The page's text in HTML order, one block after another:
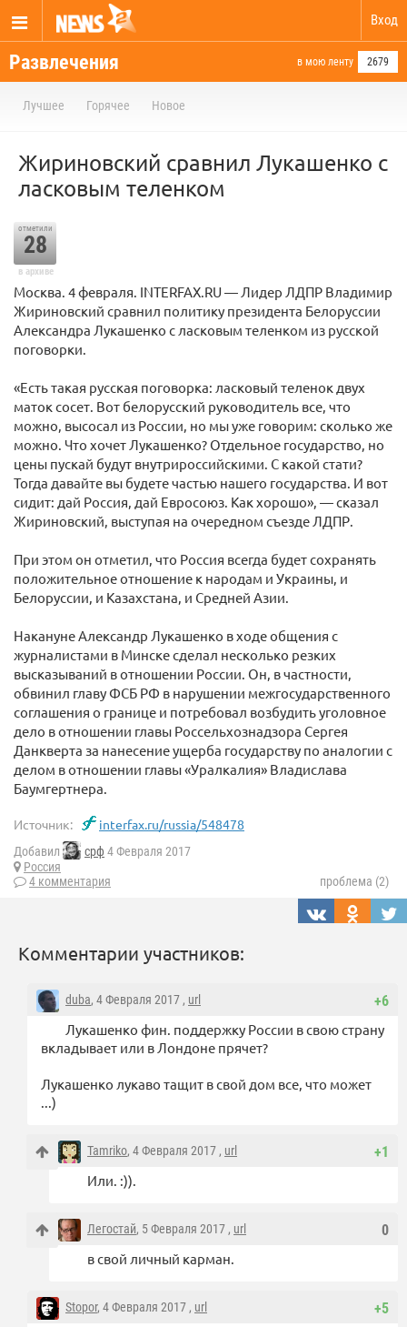
Вход
Развлечения в мою ленту 2679
Лучшее Горячее Новое
Жириновский сравнил Лукашенко с
ласковым теленком
отметили
28
в архиве
Москва. 4 февраля. INTERFAX.RU — Лидер ЛДПР Владимир
Жириновский сравнил политику президента Белоруссии
Александра Лукашенко с ласковым теленком из русской
поговорки.
«Есть такая русская поговорка: ласковый теленок двух
маток сосет. Вот белорусский руководитель все, что
можно, высосал из России, но мы уже говорим: сколько же
можно. Что хочет Лукашенко? Отдельное государство, но
цены пускай будут внутрироссийскими. С какой стати?
Тогда давайте вы будете частью нашего государства. И вот
сидит: дай Россия, дай Евросоюз. Как хорошо», — сказал
Жириновский, выступая на очередном съезде ЛДПР.
При этом он отметил, что Россия всегда будет сохранять
положительное отношение к народам и Украины, и
Белоруссии, и Казахстана, и Средней Азии.
Накануне Александр Лукашенко в ходе общения с
журналистами в Минске сделал несколько резких
высказываний в отношении России. Он, в частности,
обвинил главу ФСБ РФ в нарушении межгосударственного
соглашения о границе и потребовал возбудить уголовное
дело в отношении главы Россельхознадзора Сергея
Данкверта за нанесение ущерба государству по аналогии с
делом в отношении главы «Уралкалия» Владислава
Баумгертнера.
Источник: interfax.ru/russia/548478
Добавил срф 4 Февраля 2017
Россия
4 комментария
проблема (2)
Комментарии участников:
+6
duba, 4 Февраля 2017 , url
Лукашенко фин. поддержку России в свою страну
вкладывает или в Лондоне прячет?
Лукашенко лукаво тащит в свой дом все, что может
...)
+1
Tamriko, 4 Февраля 2017 , url
Или. :)).
0
Легостай, 5 Февраля 2017 , url
в свой личный карман.
+5
Stopor, 4 Февраля 2017 , url